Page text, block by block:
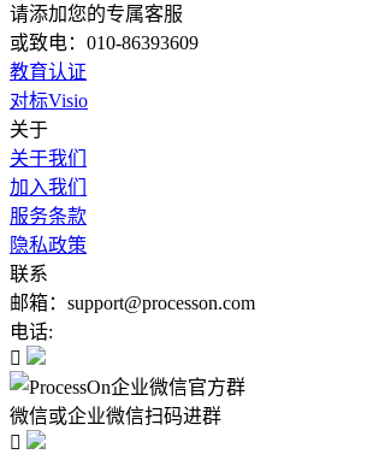
请添加您的专属客服
或致电：010-86393609
教育认证
对标Visio
关于
关于我们
加入我们
服务条款
隐私政策
联系
邮箱：support@processon.com
电话:

微信或企业微信扫码进群
